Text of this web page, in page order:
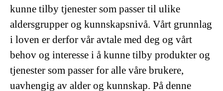
kunne tilby tjenester som passer til ulike
aldersgrupper og kunnskapsnivå. Vårt grunnlag
i loven er derfor vår avtale med deg og vårt
behov og interesse i å kunne tilby produkter og
tjenester som passer for alle våre brukere,
uavhengig av alder og kunnskap. På denne